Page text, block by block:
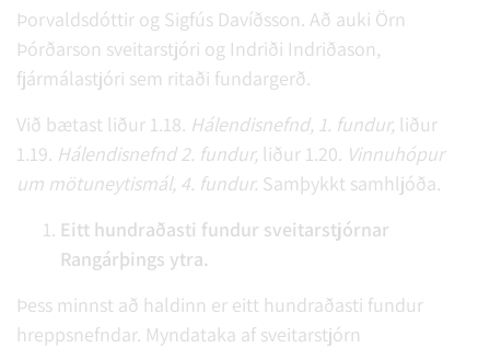
Þorvaldsdóttir og Sigfús Davíðsson. Að auki Örn
Þórðarson sveitarstjóri og Indriði Indriðason,
fjármálastjóri sem ritaði fundargerð.
Við bætast liður 1.18. Hálendisnefnd, 1. fundur, liður
1.19. Hálendisnefnd 2. fundur, liður 1.20. Vinnuhópur
um mötuneytismál, 4. fundur. Samþykkt samhljóða.
Eitt hundraðasti fundur sveitarstjórnar
Rangárþings ytra.
Þess minnst að haldinn er eitt hundraðasti fundur
hreppsnefndar. Myndataka af sveitarstjórn